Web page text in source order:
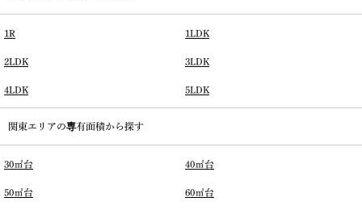
1R 1LDK
2LDK 3LDK
4LDK 5LDK
関東エリアの専有面積から探す
30㎡台 40㎡台
50㎡台 60㎡台